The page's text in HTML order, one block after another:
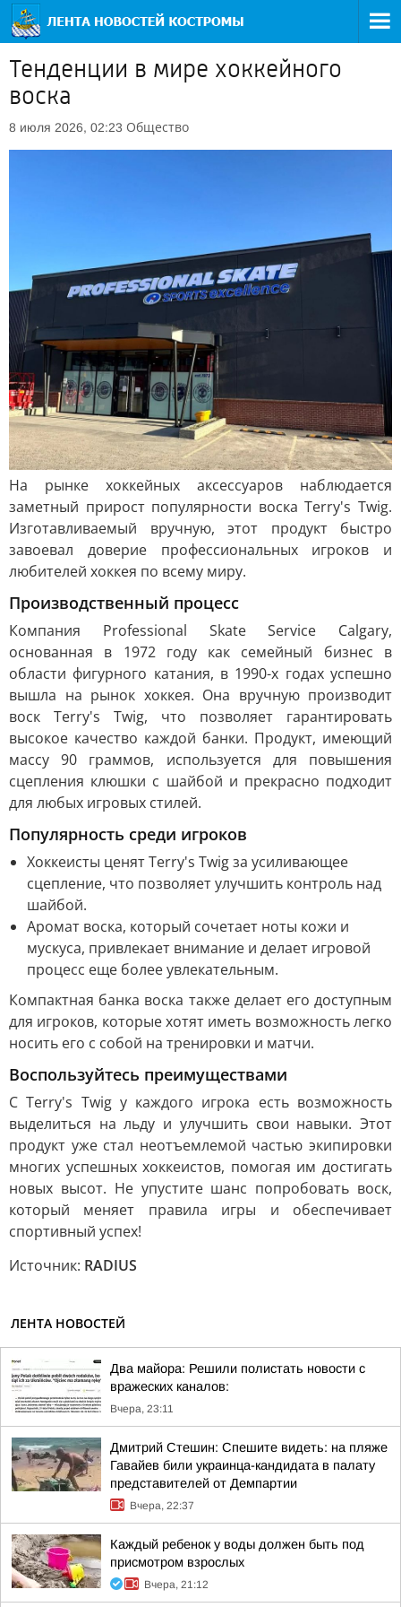
Тенденции в мире хоккейного
воска
8 июля 2026, 02:23 Общество
На рынке хоккейных аксессуаров наблюдается
заметный прирост популярности воска Terry's Twig.
Изготавливаемый вручную, этот продукт быстро
завоевал доверие профессиональных игроков и
любителей хоккея по всему миру.
Производственный процесс
Компания Professional Skate Service Calgary,
основанная в 1972 году как семейный бизнес в
области фигурного катания, в 1990-х годах успешно
вышла на рынок хоккея. Она вручную производит
воск Terry's Twig, что позволяет гарантировать
высокое качество каждой банки. Продукт, имеющий
массу 90 граммов, используется для повышения
сцепления клюшки с шайбой и прекрасно подходит
для любых игровых стилей.
Популярность среди игроков
Хоккеисты ценят Terry's Twig за усиливающее
сцепление, что позволяет улучшить контроль над
шайбой.
Аромат воска, который сочетает ноты кожи и
мускуса, привлекает внимание и делает игровой
процесс еще более увлекательным.
Компактная банка воска также делает его доступным
для игроков, которые хотят иметь возможность легко
носить его с собой на тренировки и матчи.
Воспользуйтесь преимуществами
С Terry's Twig у каждого игрока есть возможность
выделиться на льду и улучшить свои навыки. Этот
продукт уже стал неотъемлемой частью экипировки
многих успешных хоккеистов, помогая им достигать
новых высот. Не упустите шанс попробовать воск,
который меняет правила игры и обеспечивает
спортивный успех!
Источник: RADIUS
ЛЕНТА НОВОСТЕЙ
Два майора: Решили полистать новости с
вражеских каналов:
Вчера, 23:11
Дмитрий Стешин: Спешите видеть: на пляже
Гавайев били украинца-кандидата в палату
представителей от Демпартии
Вчера, 22:37
Каждый ребенок у воды должен быть под
присмотром взрослых
Вчера, 21:12